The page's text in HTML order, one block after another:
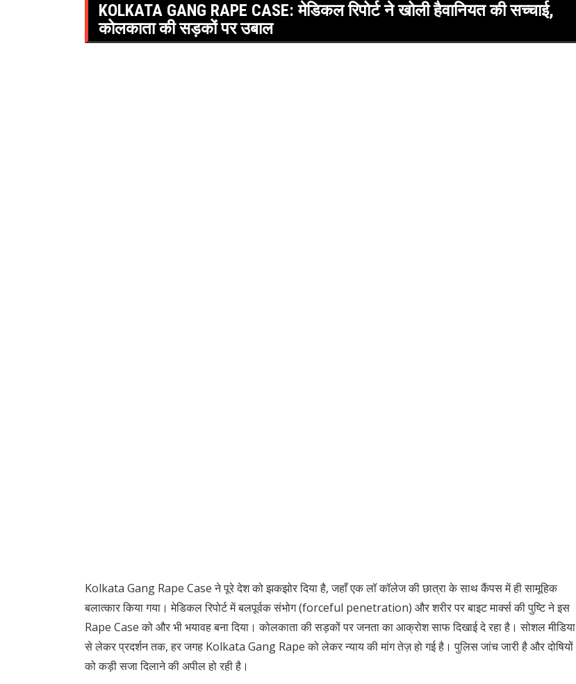
KOLKATA GANG RAPE CASE: मेडिकल रिपोर्ट ने खोली हैवानियत की सच्चाई,
कोलकाता की सड़कों पर उबाल
Kolkata Gang Rape Case ने पूरे देश को झकझोर दिया है, जहाँ एक लॉ कॉलेज की छात्रा के साथ कैंपस में ही सामूहिक
बलात्कार किया गया। मेडिकल रिपोर्ट में बलपूर्वक संभोग (forceful penetration) और शरीर पर बाइट मार्क्स की पुष्टि ने इस
Rape Case को और भी भयावह बना दिया। कोलकाता की सड़कों पर जनता का आक्रोश साफ दिखाई दे रहा है। सोशल मीडिया
से लेकर प्रदर्शन तक, हर जगह Kolkata Gang Rape को लेकर न्याय की मांग तेज़ हो गई है। पुलिस जांच जारी है और दोषियों
को कड़ी सजा दिलाने की अपील हो रही है।